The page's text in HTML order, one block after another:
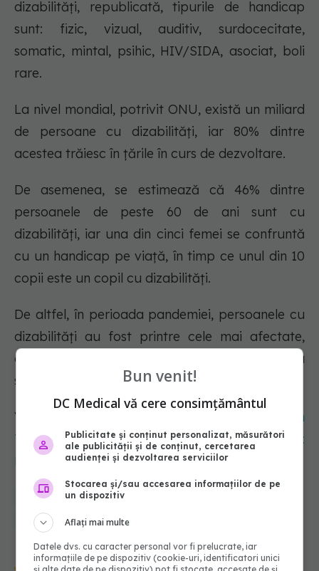
dizabilităţi, republicată, tipurile de handicap
sunt: fizic, vizual, auditiv, surdocecitate,
somatic, mintal, psihic, HIV/SIDA, asociat, boli
rare.
La nivel mondial, potrivit ONU, există un miliard
de persoane cu dizabilități, iar 80% dintre
acestea trăiesc în țările în curs de dezvoltare.
De asemenea, se estimează că 46% dintre
persoanele de peste 60 de ani sunt cu
dizabilități, iar una din cinci femei se confruntă
cu un handicap pe viață, în timp ce unul din 10
copii este un copil cu dizabilități.
De altfel, în perioada pandemiei, persoanele cu
dizabilități au fost printre cele mai afectate,
atât de restricții, cât și de limitarea accesului la
serviciile medicale.
Vezi și:
Evacuări de heliu la Spitalul de Copii din
Timișoara. A fost activat planul roșu. Arafat:
Este un gaz care face parte din instalația RMN
medical sanatate premier
doza de sanatate
ziua persoanelor cu dizabilitati
Urmărește-ne și pe Google News -
Bun venit!
DC Medical vă cere consimțământul
Publicitate și conținut personalizat, măsurători
ale publicității și de conținut, cercetarea
audienței și dezvoltarea serviciilor
Stocarea și/sau accesarea informațiilor de pe
un dispozitiv
Aflați mai multe
Datele dvs. cu caracter personal vor fi prelucrate, iar
informațiile de pe dispozitiv (cookie-uri, identificatori unici